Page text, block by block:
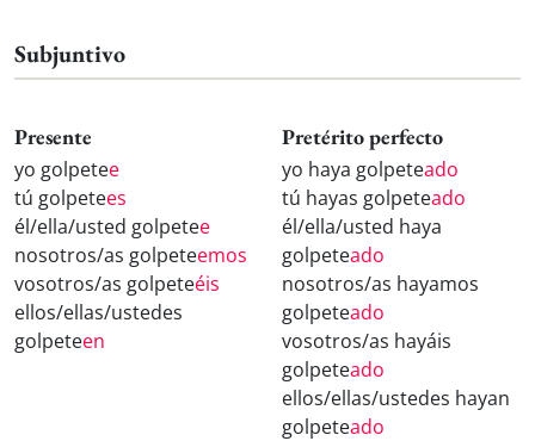
Subjuntivo
Presente
yo golpetee
tú golpetees
él/ella/usted golpetee
nosotros/as golpeteemos
vosotros/as golpeteéis
ellos/ellas/ustedes
golpeteen
Pretérito perfecto
yo haya golpeteado
tú hayas golpeteado
él/ella/usted haya
golpeteado
nosotros/as hayamos
golpeteado
vosotros/as hayáis
golpeteado
ellos/ellas/ustedes hayan
golpeteado